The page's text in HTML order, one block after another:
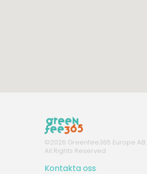
©2026 Greenfee365 Europe AB.
All Rights Reserved
Kontakta oss